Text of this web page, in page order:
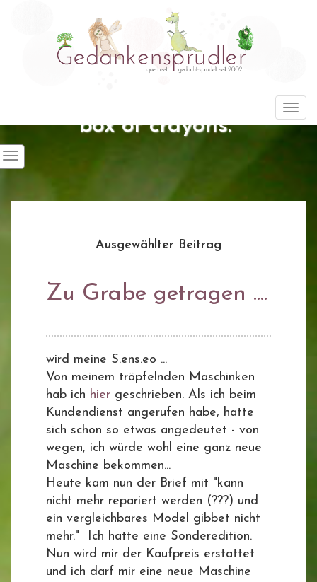
"Life is about using the whole
box of crayons."
Ausgewählter Beitrag
Zu Grabe getragen ....
wird meine S.ens.eo ...
Von meinem tröpfelnden Maschinken
hab ich hier geschrieben. Als ich beim
Kundendienst angerufen habe, hatte
sich schon so etwas angedeutet - von
wegen, ich würde wohl eine ganz neue
Maschine bekommen...
Heute kam nun der Brief mit "kann
nicht mehr repariert werden (???) und
ein vergleichbares Model gibbet nicht
mehr." Ich hatte eine Sonderedition.
Nun wird mir der Kaufpreis erstattet
und ich darf mir eine neue Maschine